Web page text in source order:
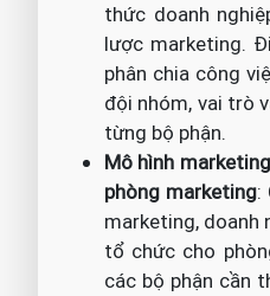
thức doanh
lược marketing.
phân chia công
đội nhóm, vai trò
từng bộ phận.
Mô hình
phòng marketing:
marketing, doanh
tổ chức cho
các bộ phận cần